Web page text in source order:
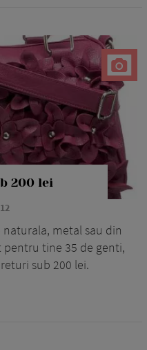
200 lei
naturala, metal sau din
tine 35 de genti,
sub 200 lei.